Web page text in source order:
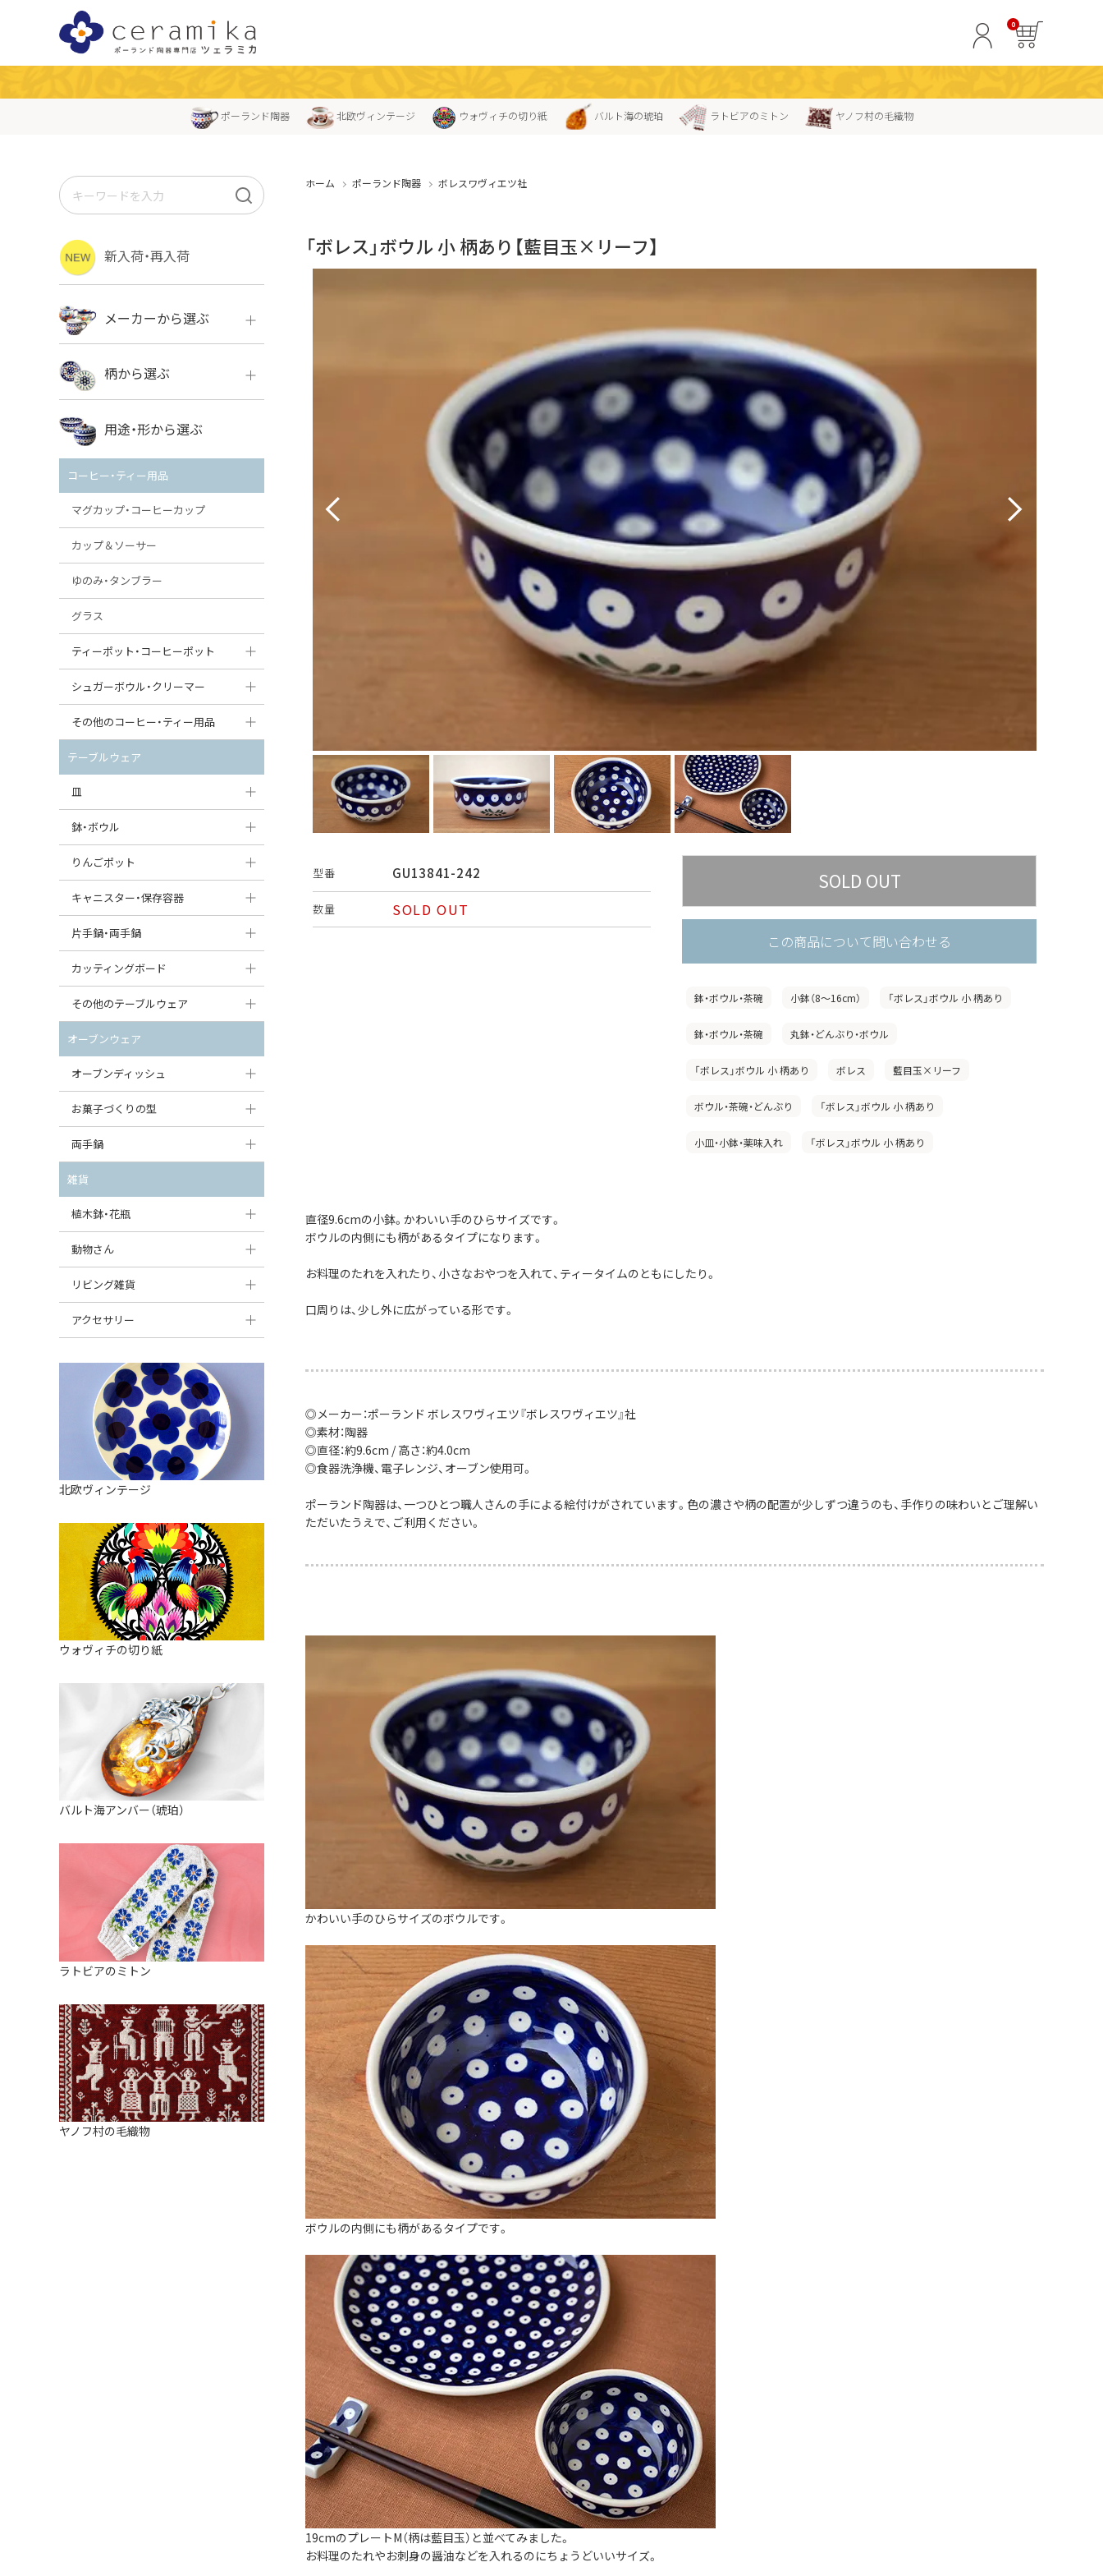
0
ポーランド陶器 北欧ヴィンテージ ウォヴィチの切り紙 バルト海の琥珀 ラトビアのミトン ヤノフ村の毛織物
ホーム ポーランド陶器 ボレスワヴィエツ社
「ボレス」ボウル 小 柄あり【藍目玉×リーフ】
型番 GU13841-242
数量
SOLD OUT
この商品について問い合わせる
鉢・ボウル・茶碗 小鉢（8〜16cm） 「ボレス」ボウル 小 柄あり
鉢・ボウル・茶碗 丸鉢・どんぶり・ボウル
「ボレス」ボウル 小 柄あり ボレス 藍目玉×リーフ
ボウル・茶碗・どんぶり 「ボレス」ボウル 小 柄あり
小皿・小鉢・薬味入れ 「ボレス」ボウル 小 柄あり
直径9.6cmの小鉢。かわいい手のひらサイズです。
ボウルの内側にも柄があるタイプになります。
お料理のたれを入れたり、小さなおやつを入れて、ティータイムのともにしたり。
口周りは、少し外に広がっている形です。
◎メーカー：ポーランド ボレスワヴィエツ『ボレスワヴィエツ』社
◎素材：陶器
◎直径：約9.6cm / 高さ：約4.0cm
◎食器洗浄機、電子レンジ、オーブン使用可。
ポーランド陶器は、一つひとつ職人さんの手による絵付けがされています。色の濃さや柄の配置が少しずつ違うのも、手作りの味わいとご理解い
ただいたうえで、ご利用ください。
かわいい手のひらサイズのボウルです。
ボウルの内側にも柄があるタイプです。
19cmのプレートM（柄は藍目玉）と並べてみました。
お料理のたれやお刺身の醤油などを入れるのにちょうどいいサイズ。
新入荷・再入荷
メーカーから選ぶ
ボレス
VENA
ミレナ
柄から選ぶ
ボレス
用途・形から選ぶ
コーヒー・ティー用品
マグカップ・コーヒーカップ
カップ＆ソーサー
ゆのみ・タンブラー
グラス
ティーポット・コーヒーポット
ティーポット
コーヒーポット
シュガーボウル・クリーマー
シュガーボウル
クリーマー
その他のコーヒー・ティー用品
ポットウォーマー
ピッチャー
コーヒードリッパー
すべて見る
テーブルウェア
皿
大皿（24cm〜）
中皿（18〜24cm）
丸皿
スープ皿
ダルマプレート
たまご型プレート
ハート型プレート
変形プレート
分割ディッシュ
すべて見る
鉢・ボウル
大鉢（21cm〜）
中鉢（16〜21cm）
丸鉢・どんぶり・ボウル
茶碗
オーバルボウル
ハートボウル
葉っぱ型ボウル
りんご型ボウル
いちご型ボウル
星型ボウル
スープカップ
そば猪口・フリーカップ
ココット
薬味入れ
ミキシングボウル
すべて見る
りんごポット
りんごポット
りんごポット小
キャニスター・保存容器
キャニスター
つぼ
ガーリックポット
オニオンキャニスター
ガーリックキャニスター
チーズケース
バターディッシュ
六角形ポット
ボトル
すべて見る
片手鍋・両手鍋
ソースパン（片手鍋）
スープチュリーン
カッティングボード
角型カッティングボード
丸型カッティングボード
すべて見る
その他のテーブルウェア
調味料入れ
グレイヴィーボート
エッグカップ
ケーキスタンド
カトラリー
はしおき・カトラリーレスト
オーブンウェア
オーブンディッシュ
大型（24cm〜）
中型（18〜24cm）
スクエアオーブンディッシュ
オーバルオーブンディッシュ
すべて見る
お菓子づくりの型
パウンド型
マフィン型
すべて見る
両手鍋
チュリーン
キャセロール
すべて見る
雑貨
植木鉢・花瓶
植木鉢
花瓶
動物さん
フィギュア・置物
貯金箱
オーナメント
クリーマー
リビング雑貨
スツール
バス・洗面用品
家具小物
小物入れ
アロマポット
バスケット
装飾用タイル・プレート
ミニチュア
天使さま
カードスタンド
マグネット
すべて見る
アクセサリー
ペンダントトップ
すべて見る
北欧ヴィンテージ
ウォヴィチの切り紙
バルト海アンバー（琥珀）
ラトビアのミトン
ヤノフ村の毛織物